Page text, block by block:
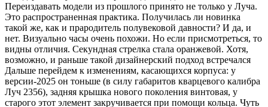
Переиздавать модели из прошлого принято не только у Луча.
Это распространенная практика. Получилась ли новинка
такой же, как и прародитель полувековой давности? И да, и
нет. Визуально часы очень похожи. Но если присмотреться, то
видны отличия. Секундная стрелка стала оранжевой. Хотя,
возможно, и раньше такой дизайнерский подход встречался
Дальше перейдем к изменениям, касающихся корпуса: у
версии-2025 он тоньше (в силу габаритов кварцевого калибра
Луч 2356), задняя крышка нового поколения винтовая, у
старого этот элемент закручивается при помощи кольца. Чуть